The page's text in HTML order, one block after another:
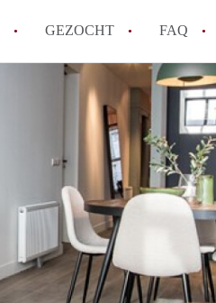
GEZOCHT FAQ
How to translate AppartementDenBosch!
Wat is AppartementDenBosch?
Hoeveel kost het om te reageren op een
Wat is de privacyverklaring van
Berekent AppartementDenBosch
makelaarsvergoeding/
Alle veelgestelde vragen